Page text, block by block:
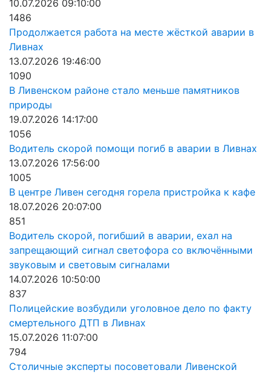
10.07.2026 09:10:00
1486
Продолжается работа на месте жёсткой аварии в
Ливнах
13.07.2026 19:46:00
1090
В Ливенском районе стало меньше памятников
природы
19.07.2026 14:17:00
1056
Водитель скорой помощи погиб в аварии в Ливнах
13.07.2026 17:56:00
1005
В центре Ливен сегодня горела пристройка к кафе
18.07.2026 20:07:00
851
Водитель скорой, погибший в аварии, ехал на
запрещающий сигнал светофора со включёнными
звуковым и световым сигналами
14.07.2026 10:50:00
837
Полицейские возбудили уголовное дело по факту
смертельного ДТП в Ливнах
15.07.2026 11:07:00
794
Столичные эксперты посоветовали Ливенской